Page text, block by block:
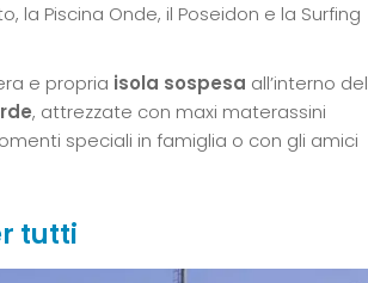
la Piscina Onde, il Poseidon e la Surfing
e propria isola sospesa all’interno del
, attrezzate con maxi materassini
speciali in famiglia o con gli amici
tutti